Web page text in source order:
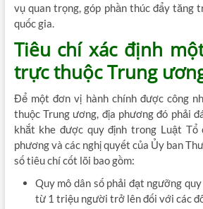
vụ quan trọng, góp phần thúc đẩy tăng
quốc gia.
Tiêu chí xác định
trực thuộc Trung
Để một đơn vị hành chính được công
thuộc Trung ương, địa phương đó phải
khắt khe được quy định trong Luật Tổ
phương và các nghị quyết của Ủy ban
số tiêu chí cốt lõi bao gồm:
Quy mô dân số phải đạt ngưỡng
từ 1 triệu người trở lên đối với các